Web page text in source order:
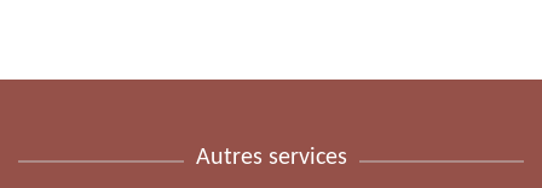
Autres services